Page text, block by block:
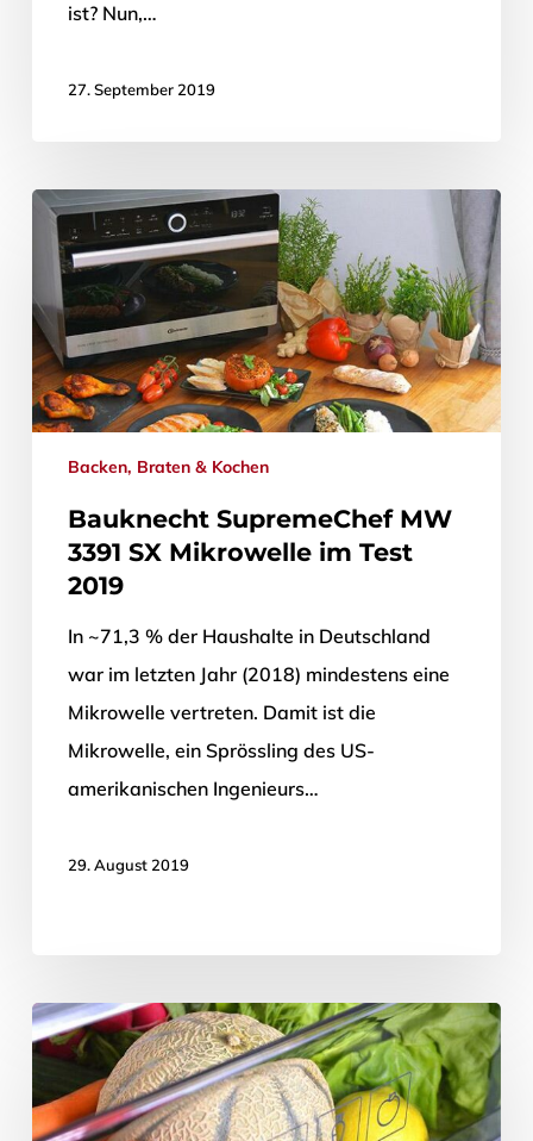
ist? Nun,…
27. September 2019
Backen, Braten & Kochen
Bauknecht SupremeChef MW
3391 SX Mikrowelle im Test
2019
In ~71,3 % der Haushalte in Deutschland
war im letzten Jahr (2018) mindestens eine
Mikrowelle vertreten. Damit ist die
Mikrowelle, ein Sprössling des US-
amerikanischen Ingenieurs…
29. August 2019